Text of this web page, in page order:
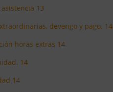
13
devengo y pago. 14
horas extras 14
14
14